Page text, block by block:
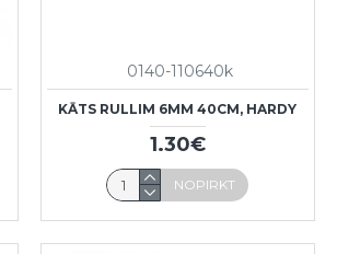
0140-110640k
KĀTS RULLIM 6MM 40CM, HARDY
1.30€
NOPIRKT